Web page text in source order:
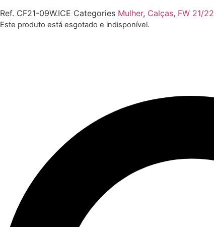
Ref. CF21-09W.ICE Categories Mulher, Calças, FW 21/22
Este produto está esgotado e indisponível.